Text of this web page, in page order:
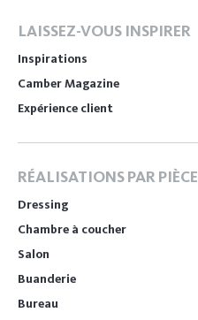
LAISSEZ-VOUS INSPIRER
Inspirations
Camber Magazine
Expérience client
RÉALISATIONS PAR PIÈCE
Dressing
Chambre à coucher
Salon
Buanderie
Bureau